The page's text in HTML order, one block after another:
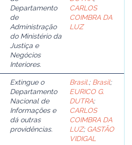
Departamento
de
Administração
do Ministério da
Justiça e
Negócios
Interiores.
CARLOS
COIMBRA DA
LUZ
Extingue o
Departamento
Nacional de
Informações e
dá outras
providências.
Brasil.; Brasil;
EURICO G.
DUTRA;
CARLOS
COIMBRA DA
LUZ; GASTÃO
VIDIGAL